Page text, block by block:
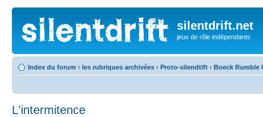
silentdrift.net
jeux de rôle indépendants
Index du forum ‹ les rubriques archivées ‹ Proto-silendtift ‹ Boeck Rumble
L'intermitence